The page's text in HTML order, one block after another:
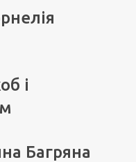
і
Багряна